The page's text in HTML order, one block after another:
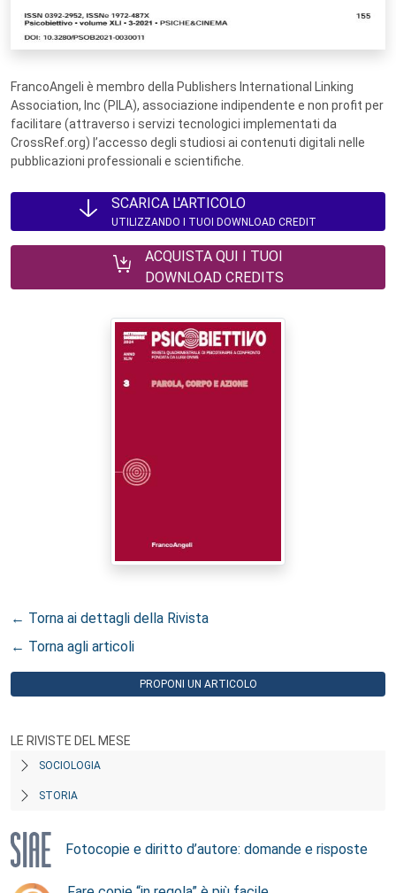
FrancoAngeli è membro della Publishers International Linking
Association, Inc (PILA), associazione indipendente e non profit per
facilitare (attraverso i servizi tecnologici implementati da
CrossRef.org) l’accesso degli studiosi ai contenuti digitali nelle
pubblicazioni professionali e scientifiche.
SCARICA L'ARTICOLO
UTILIZZANDO I TUOI DOWNLOAD CREDIT
ACQUISTA QUI I TUOI
DOWNLOAD CREDITS
← Torna ai dettagli della Rivista
← Torna agli articoli
PROPONI UN ARTICOLO
LE RIVISTE DEL MESE
SOCIOLOGIA
STORIA
Fotocopie e diritto d’autore: domande e risposte